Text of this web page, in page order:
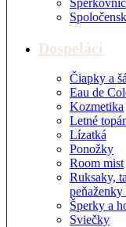
Dospeláci
Čiapky a
Eau de
Kozmetika
Letné
Lízatká
Ponožky
Room mist
Ruksaky,
peňaženky
Šperky a
Sviečky